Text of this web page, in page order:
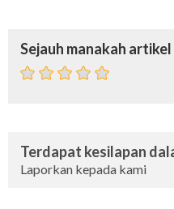
Sejauh manakah
Terdapat kesilapan
Laporkan kepada kami